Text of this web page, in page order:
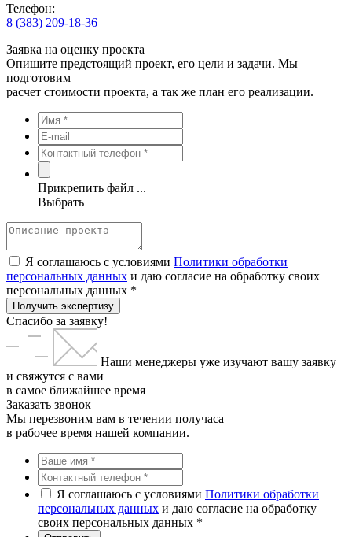
Телефон:
8 (383) 209-18-36
Заявка на оценку проекта
Опишите предстоящий проект, его цели и задачи. Мы
подготовим
расчет стоимости проекта, а так же план его реализации.
Прикрепить файл ...
Выбрать
Я соглашаюсь с условиями Политики обработки
персональных данных и даю согласие на обработку своих
персональных данных *
Получить экспертизу
Спасибо за заявку!
Наши менеджеры уже изучают вашу заявку
и свяжутся с вами
в самое ближайшее время
Заказать звонок
Мы перезвоним вам в течении получаса
в рабочее время нашей компании.
Я соглашаюсь с условиями Политики обработки
персональных данных и даю согласие на обработку
своих персональных данных *